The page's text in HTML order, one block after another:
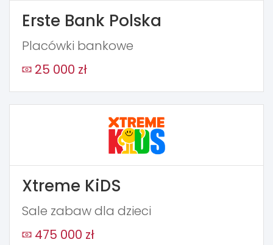
Erste Bank Polska
Placówki bankowe
25 000 zł
Xtreme KiDS
Sale zabaw dla dzieci
475 000 zł